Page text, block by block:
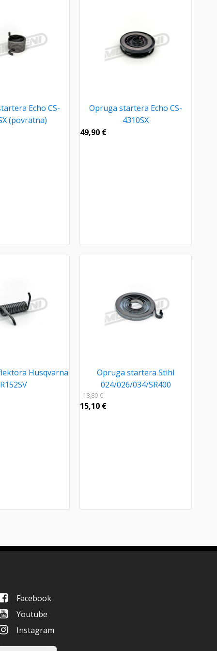
Echo CS-
(povratna)
Opruga startera Echo CS-
4310SX
49,90 €
Husqvarna
R152SV
Opruga startera Stihl
024/026/034/SR400
18,80€
15,10 €
Facebook
Youtube
Instagram